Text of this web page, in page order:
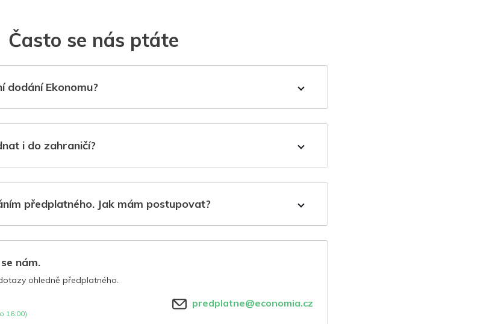
Často se nás ptáte
dodání Ekonomu?
i do zahraničí?
předplatného. Jak mám postupovat?
nám.
ohledně předplatného.
16:00)
predplatne@economia.cz